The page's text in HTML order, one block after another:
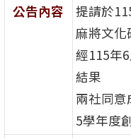
公告內容
提請於
麻將文化
經115年
結果
兩社同
5學年度